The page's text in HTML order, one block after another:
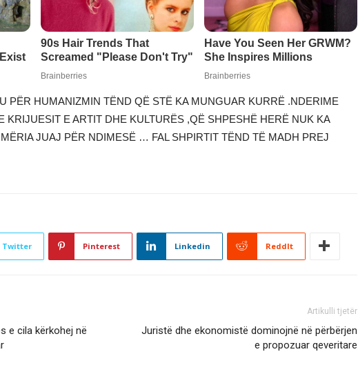
PËR HUMANIZMIN TËND QË STË KA MUNGUAR KURRË .NDERIME
KRIJUESIT E ARTIT DHE KULTURËS ,QË SHPESHË HERË NUK KA
JUAJ PËR NDIMESË … FAL SHPIRTIT TËND TË MADH PREJ
Twitter Pinterest Linkedin ReddIt
e cila kërkohej në
Artikulli tjetër
Juristë dhe ekonomistë dominojnë në përbërjen
e propozuar qeveritare